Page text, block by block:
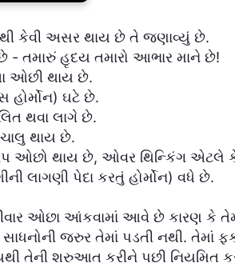
કેવી અસર થાય છે તે જણાવ્યું છે.
છે - તમારું હૃદય તમારો આભાર માને છે!
ઓછી થાય છે.
હોર્મોન) ઘટે છે.
થવા લાગે છે.
થાય છે.
ઓછો થાય છે, ઓવર થિન્કિંગ એટલે
લાગણી પેદા કરતું હોર્મોન) વધે છે.
ઓછા આંકવામાં આવે છે કારણ કે
જરુર તેમાં પડતી નથી. તેમાં
તેની શરુઆત કરીને પછી નિયમિત